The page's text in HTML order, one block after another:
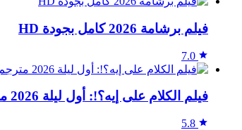
فيلم برشامة 2026 كامل بجودة HD
7.0
فيلم الكلام على إيه؟!: أول ليلة 2026 مترجم اون لاين
5.8